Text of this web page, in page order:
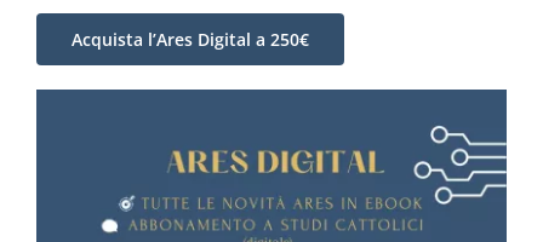
Acquista l’Ares Digital a 250€